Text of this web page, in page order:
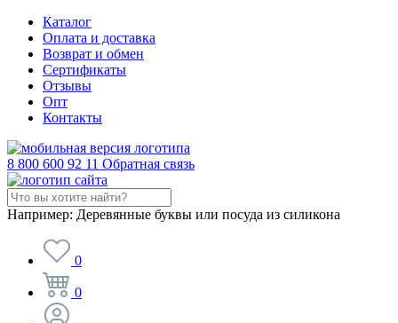
Каталог
Оплата и доставка
Возврат и обмен
Сертификаты
Отзывы
Опт
Контакты
8 800 600 92 11 Обратная связь
Например: Деревянные буквы или посуда из силикона
0
0